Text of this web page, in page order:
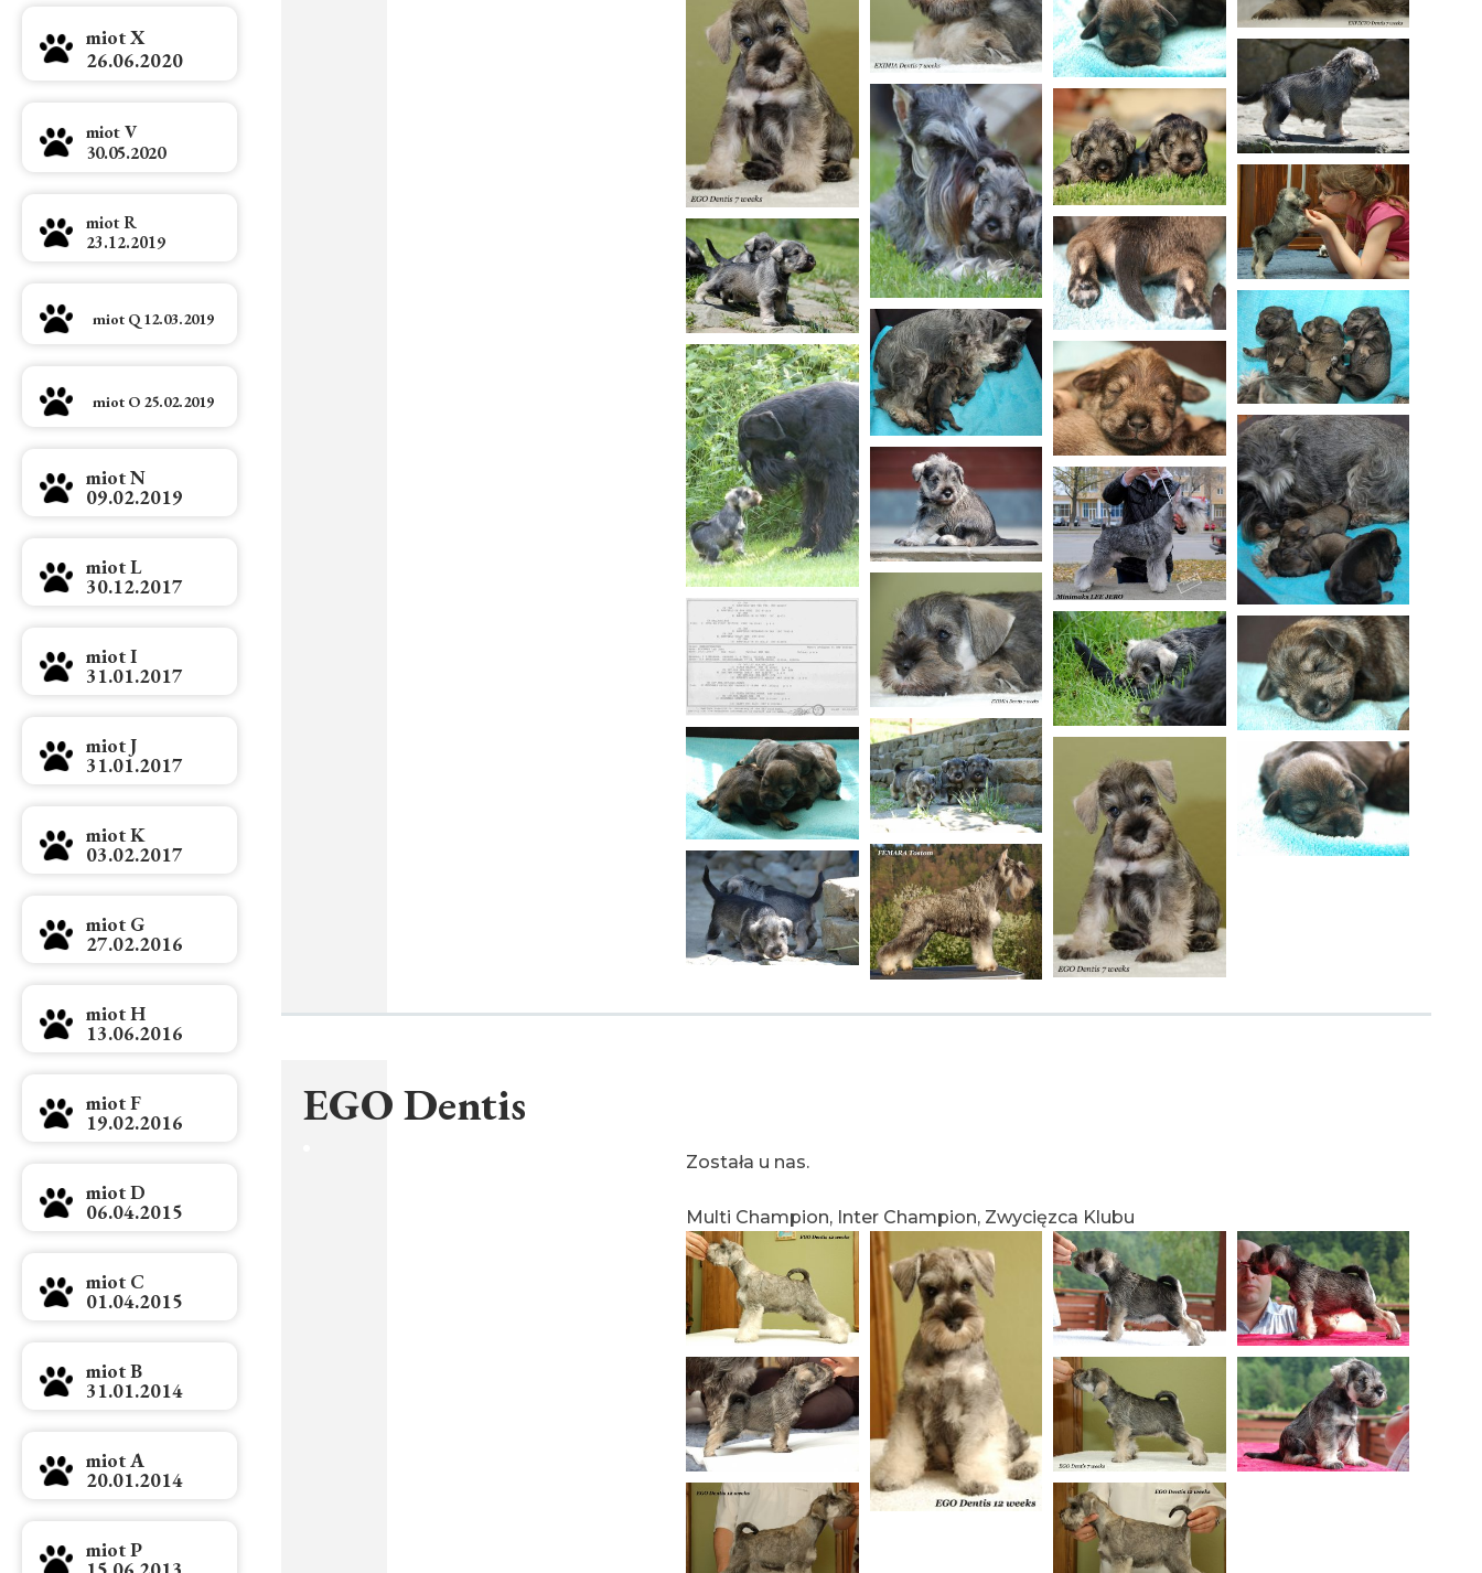
miot X
26.06.2020
miot V
30.05.2020
miot R
23.12.2019
miot Q 12.03.2019
miot O 25.02.2019
miot N
09.02.2019
miot L
30.12.2017
miot I
31.01.2017
miot J
31.01.2017
miot K
03.02.2017
miot G
27.02.2016
miot H
13.06.2016
miot F
19.02.2016
miot D
06.04.2015
miot C
01.04.2015
miot B
31.01.2014
miot A
20.01.2014
miot P
Została u nas.
Multi Champion, Inter Champion, Zwycięzca Klubu
EGO Dentis